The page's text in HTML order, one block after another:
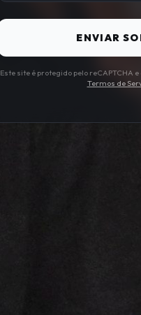
ENVIAR
Este site é protegido pelo reCAPTCHA
Termos de